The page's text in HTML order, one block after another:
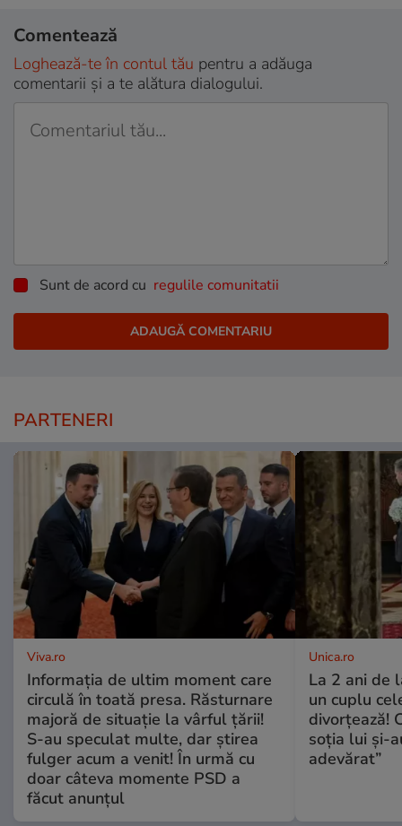
Comentează
Loghează-te în contul tău pentru a adăuga
comentarii și a te alătura dialogului.
Sunt de acord cu regulile comunitatii
PARTENERI
Viva.ro
Informația de ultim moment care
circulă în toată presa. Răsturnare
majoră de situație la vârful țării!
S-au speculat multe, dar știrea
fulger acum a venit! În urmă cu
doar câteva momente PSD a
făcut anunțul
Unica.ro
La 2 ani de
un cuplu
divorțează!
soția lui și-
adevărat”